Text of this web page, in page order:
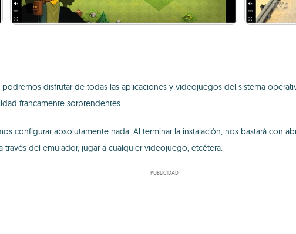
disfrutar de todas las aplicaciones y videojuegos del sistema
francamente sorprendentes.
configurar absolutamente nada. Al terminar la instalación, nos bastará con
del emulador, jugar a cualquier videojuego, etcétera.
PUBLICIDAD